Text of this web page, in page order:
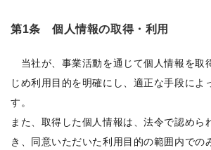
第1条 個人情報の取得・利用
当社が、事業活動を通じて個人情報を取
じめ利用目的を明確にし、適正な手段によ
す。
また、取得した個人情報は、法令で認めら
き、同意いただいた利用目的の範囲内での